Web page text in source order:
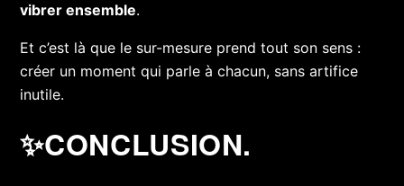
vibrer ensemble.
Et c’est là que le sur-mesure prend tout son sens :
créer un moment qui parle à chacun, sans artifice
inutile.
✨CONCLUSION.